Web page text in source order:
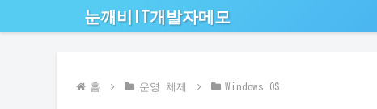
눈깨비IT개발자메모
홈 운영 체제 Windows OS